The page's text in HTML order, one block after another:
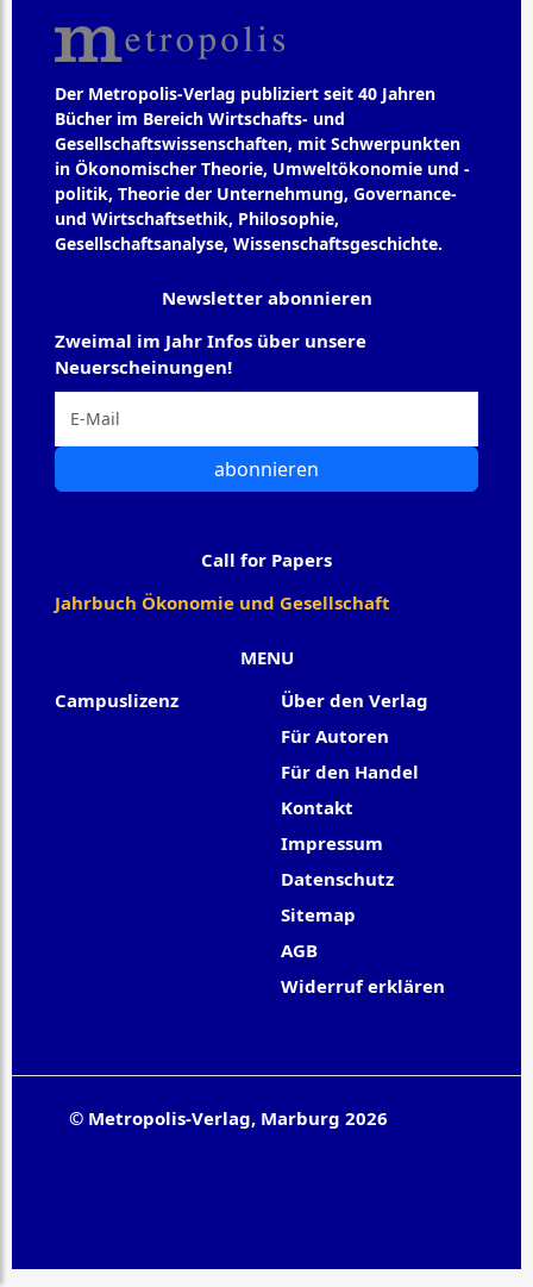
Der Metropolis-Verlag publiziert seit 40 Jahren
Bücher im Bereich Wirtschafts- und
Gesellschaftswissenschaften, mit Schwerpunkten
in Ökonomischer Theorie, Umweltökonomie und -
politik, Theorie der Unternehmung, Governance-
und Wirtschaftsethik, Philosophie,
Gesellschaftsanalyse, Wissenschaftsgeschichte.
MENU
Campuslizenz
Über den Verlag
Für Autoren
Für den Handel
Kontakt
Impressum
Datenschutz
Sitemap
AGB
Widerruf erklären
Newsletter abonnieren
Zweimal im Jahr Infos über unsere
Neuerscheinungen!
abonnieren
Call for Papers
Jahrbuch Ökonomie und Gesellschaft
© Metropolis-Verlag, Marburg 2026